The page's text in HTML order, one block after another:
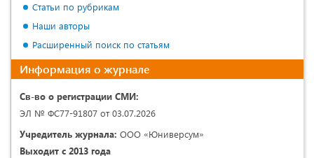
Статьи по рубрикам
Наши авторы
Расширенный поиск по статьям
Информация о журнале
Св-во о регистрации СМИ:
ЭЛ № ФС77-91807 от 03.07.2026
Учредитель журнала: ООО «Юниверсум»
Выходит с 2013 года